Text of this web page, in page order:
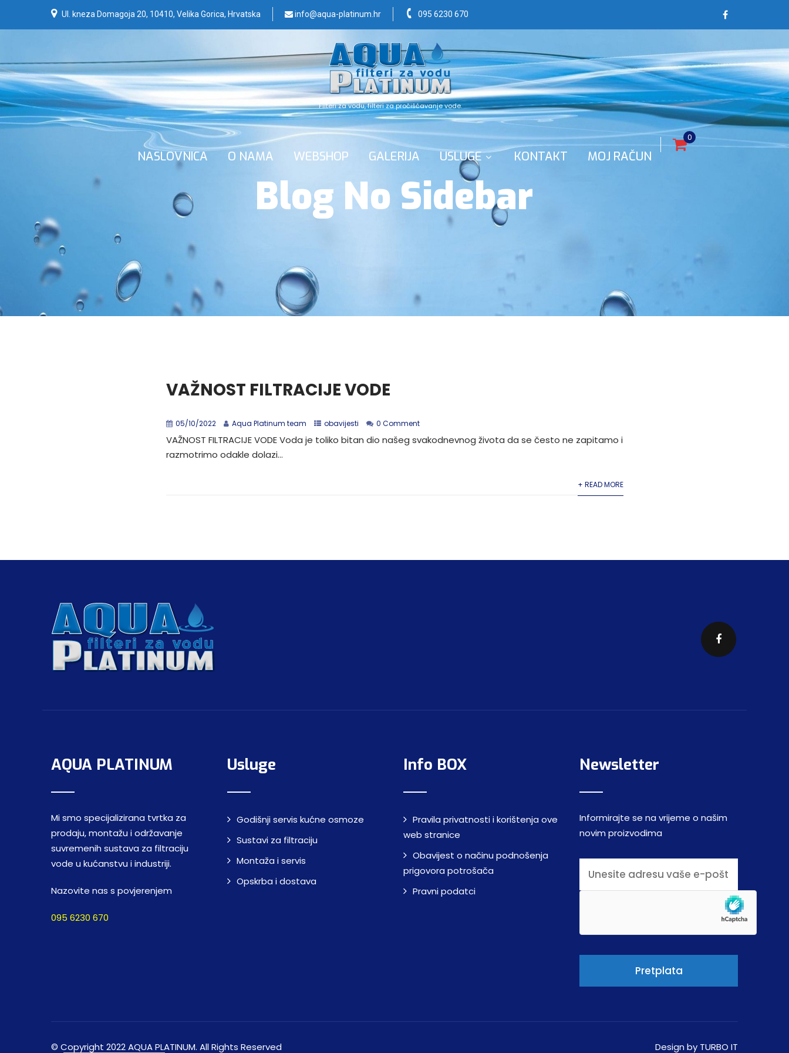
Ul. kneza Domagoja 20, 10410, Velika Gorica, Hrvatska info@aqua-platinum.hr 095 6230 670
Filteri za vodu, filteri za pročišćavanje vode.
NASLOVNICA O NAMA WEBSHOP GALERIJA USLUGE KONTAKT MOJ RAČUN
0
Blog No Sidebar
VAŽNOST FILTRACIJE VODE
05/10/2022 Aqua Platinum team obavijesti 0 Comment
VAŽNOST FILTRACIJE VODE Voda je toliko bitan dio našeg svakodnevnog života da se često ne zapitamo i
razmotrimo odakle dolazi...
+ READ MORE
AQUA PLATINUM
Mi smo specijalizirana tvrtka za
prodaju, montažu i održavanje
suvremenih sustava za filtraciju
vode u kućanstvu i industriji.
Nazovite nas s povjerenjem
095 6230 670
Usluge
Godišnji servis kućne osmoze
Sustavi za filtraciju
Montaža i servis
Opskrba i dostava
Info BOX
Pravila privatnosti i korištenja ove
web stranice
Obavijest o načinu podnošenja
prigovora potrošača
Pravni podatci
Newsletter
Informirajte se na vrijeme o našim
novim proizvodima
© Copyright 2022 AQUA PLATINUM. All Rights Reserved Design by TURBO IT